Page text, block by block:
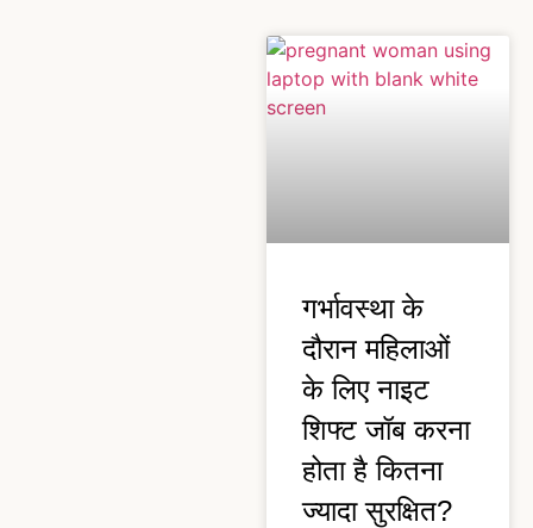
गर्भावस्था के
दौरान महिलाओं
के लिए नाइट
शिफ्ट जॉब करना
होता है कितना
ज्यादा सुरक्षित?